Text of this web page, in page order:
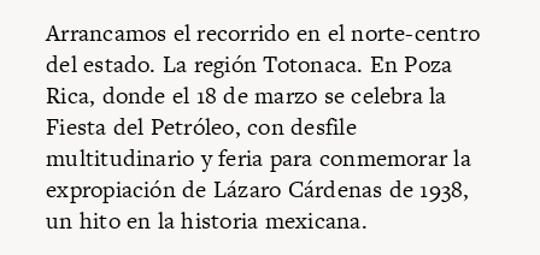
Arrancamos el recorrido en el norte-centro
del estado. La región Totonaca. En Poza
Rica, donde el 18 de marzo se celebra la
Fiesta del Petróleo, con desfile
multitudinario y feria para conmemorar la
expropiación de Lázaro Cárdenas de 1938,
un hito en la historia mexicana.